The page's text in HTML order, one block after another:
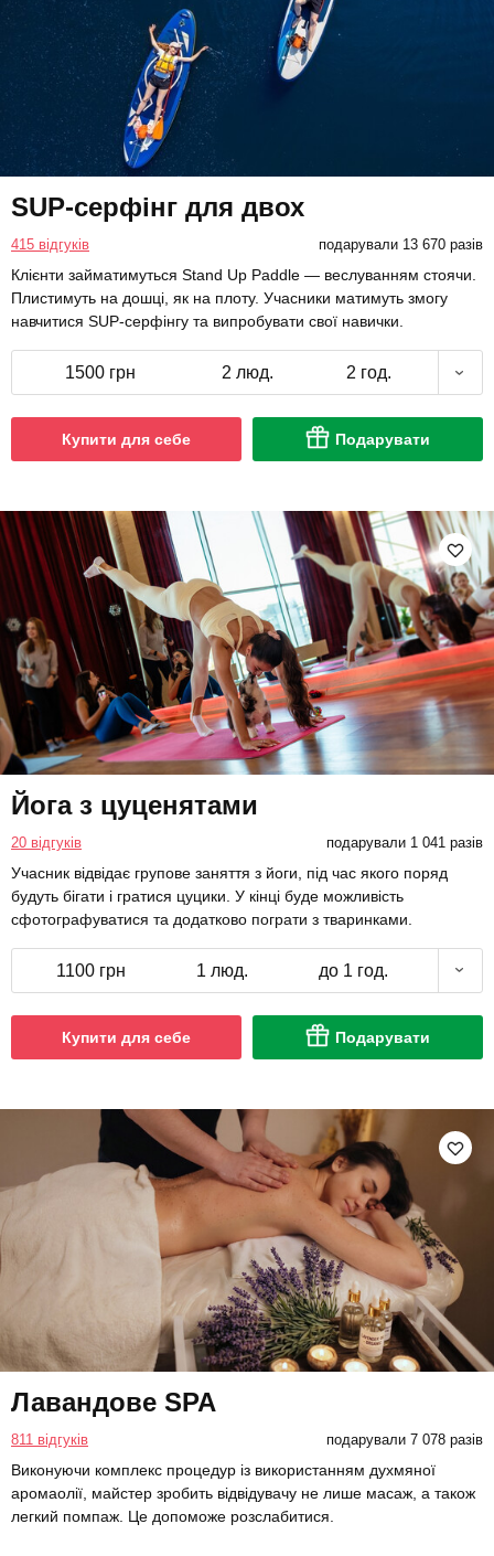
SUP-серфінг для двох
415 відгуків подарували 13 670 разів
Клієнти займатимуться Stand Up Paddle — веслуванням стоячи.
Плистимуть на дошці, як на плоту. Учасники матимуть змогу
навчитися SUP-серфінгу та випробувати свої навички.
1500 грн 2 люд. 2 год.
Купити для себе Подарувати
Йога з цуценятами
20 відгуків подарували 1 041 разів
Учасник відвідає групове заняття з йоги, під час якого поряд
будуть бігати і гратися цуцики. У кінці буде можливість
сфотографуватися та додатково пограти з тваринками.
1100 грн 1 люд. до 1 год.
Купити для себе Подарувати
Лавандове SPA
811 відгуків подарували 7 078 разів
Виконуючи комплекс процедур із використанням духмяної
аромаолії, майстер зробить відвідувачу не лише масаж, а також
легкий помпаж. Це допоможе розслабитися.